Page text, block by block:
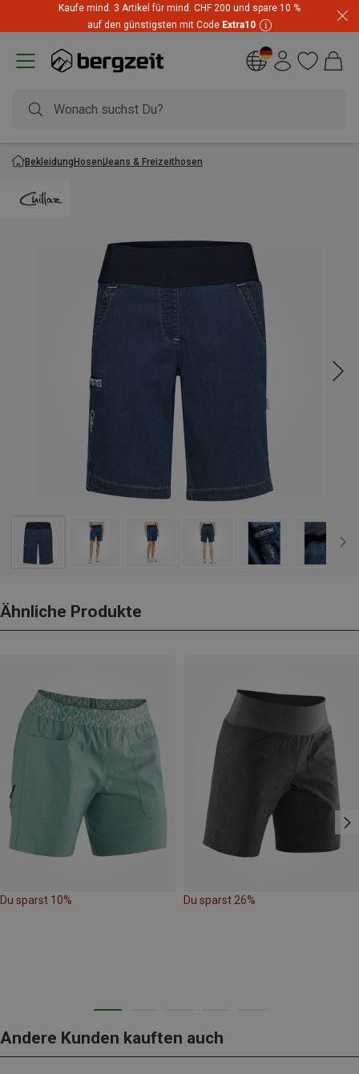
Kaufe mind. 3 Artikel für mind. CHF 200 und spare 10 %
auf den günstigsten mit Code Extra10
BekleidungHosenJeans & Freizeithosen
Ähnliche Produkte
Du sparst 10% Du sparst 26%
Andere Kunden kauften auch